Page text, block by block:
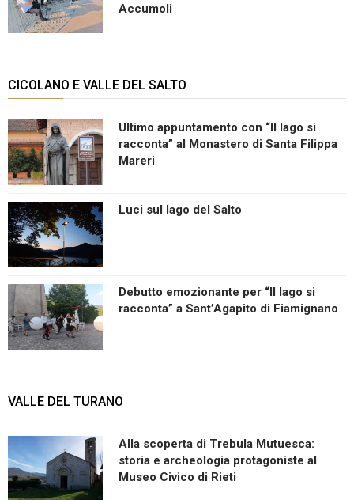
Accumoli
CICOLANO E VALLE DEL SALTO
Ultimo appuntamento con “Il lago si
racconta” al Monastero di Santa Filippa
Mareri
Luci sul lago del Salto
Debutto emozionante per “Il lago si
racconta” a Sant’Agapito di Fiamignano
VALLE DEL TURANO
Alla scoperta di Trebula Mutuesca:
storia e archeologia protagoniste al
Museo Civico di Rieti